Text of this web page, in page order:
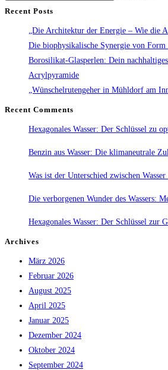
nachhaltiges
Recent Posts
„Die Architektur der Energie – Wie die
Die biophysikalische Synergie von Form
Borosilikat-Glasperlen: Dein
Acrylpyramide
„Wünschelrutengeher in Mühldorf am
Recent Comments
Hexagonales Wasser: Der Schlüssel zu
Benzin aus Wasser: Die klimaneutrale
Was ist der Unterschied zwischen
Die verborgenen Wunder des Wassers:
Hexagonales Wasser: Der Schlüssel zur
Archives
März 2026
Februar 2026
August 2025
April 2025
Januar 2025
Dezember 2024
Oktober 2024
September 2024